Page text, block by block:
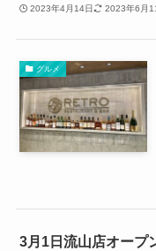
2023年4月14日 2023年6月
グルメ
3月1日流山店オープ